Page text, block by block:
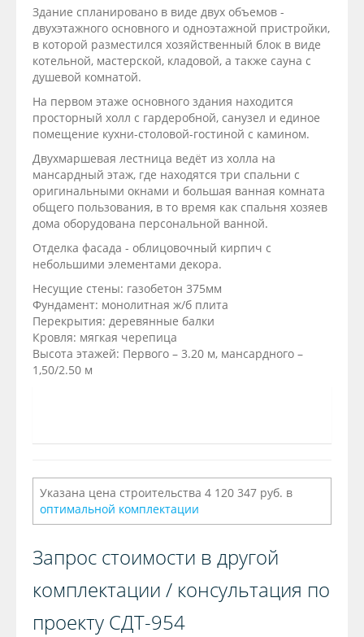
Здание спланировано в виде двух объемов -
двухэтажного основного и одноэтажной пристройки,
в которой разместился хозяйственный блок в виде
котельной, мастерской, кладовой, а также сауна с
душевой комнатой.
На первом этаже основного здания находится
просторный холл с гардеробной, санузел и единое
помещение кухни-столовой-гостиной с камином.
Двухмаршевая лестница ведёт из холла на
мансардный этаж, где находятся три спальни с
оригинальными окнами и большая ванная комната
общего пользования, в то время как спальня хозяев
дома оборудована персональной ванной.
Отделка фасада - облицовочный кирпич с
небольшими элементами декора.
Несущие стены: газобетон 375мм
Фундамент: монолитная ж/б плита
Перекрытия: деревянные балки
Кровля: мягкая черепица
Высота этажей: Первого – 3.20 м, мансардного –
1,50/2.50 м
Указана цена строительства 4 120 347 руб. в
оптимальной комплектации
Запрос стоимости в другой
комплектации / консультация по
проекту СДТ-954